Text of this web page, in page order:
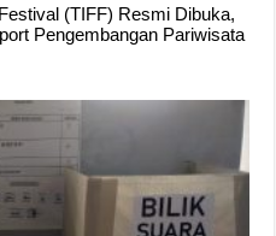
(TIFF) Resmi Dibuka,
Pengembangan Pariwisata